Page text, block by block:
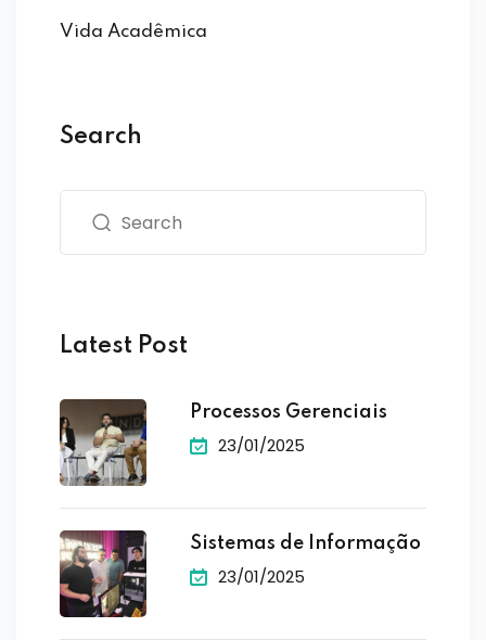
Vida Acadêmica
Search
Latest Post
Processos Gerenciais
23/01/2025
Sistemas de Informação
23/01/2025